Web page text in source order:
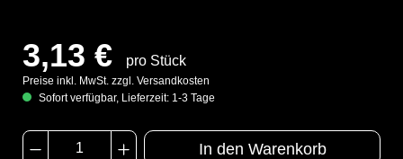
3,13 € pro Stück
Preise inkl. MwSt. zzgl. Versandkosten
Sofort verfügbar, Lieferzeit: 1-3 Tage
In den Warenkorb